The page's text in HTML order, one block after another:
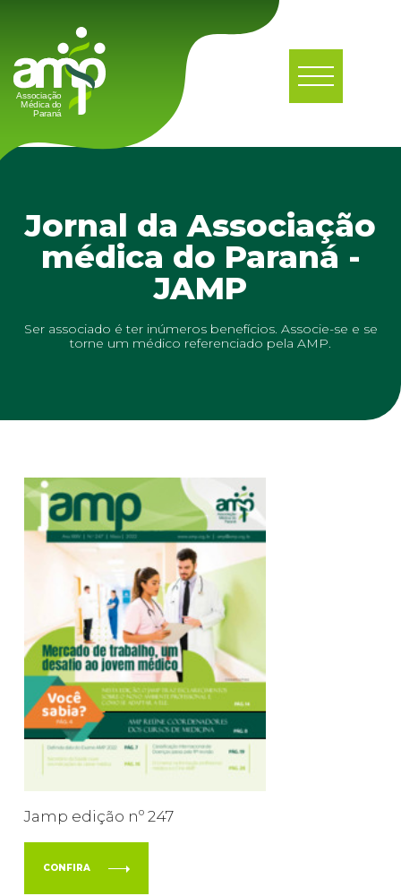
Jornal da Associação
médica do Paraná -
JAMP
Ser associado é ter inúmeros benefícios. Associe-se e se
torne um médico referenciado pela AMP.
Jamp edição nº 247
CONFIRA